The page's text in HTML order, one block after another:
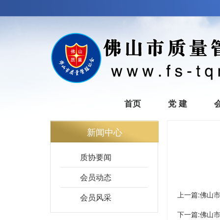
首页 党 建
新闻中心
质协要闻
会员动态
会员风采
上一篇:佛山
下一篇:佛山